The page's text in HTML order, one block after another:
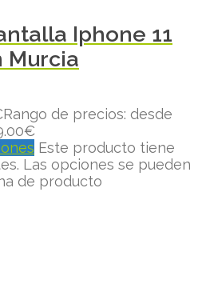
Iphone 11
Murcia
Rango de precios: desde
Este producto tiene
Las opciones se pueden
de producto